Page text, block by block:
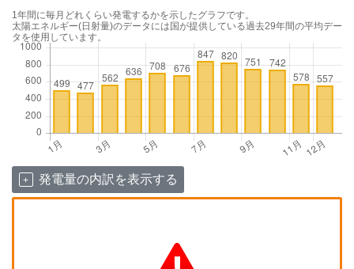
1年間に毎月どれくらい発電するかを示したグラフです。
太陽エネルギー(日射量)のデータには国が提供している過去29年間の平均デー
タを使用しています。
発電量の内訳を表示する